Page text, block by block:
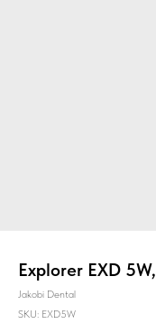
Explorer EXD 5W,
Jakobi Dental
SKU: EXD5W